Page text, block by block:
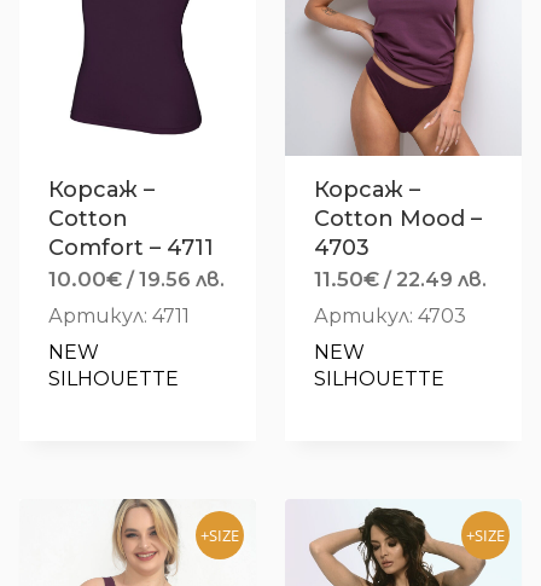
Корсаж –
Cotton
Comfort – 4711
10.00€ / 19.56 лв.
Артикул: 4711
NEW
SILHOUETTE
Корсаж –
Cotton Mood –
4703
11.50€ / 22.49 лв.
Артикул: 4703
NEW
SILHOUETTE
+SIZE +SIZE